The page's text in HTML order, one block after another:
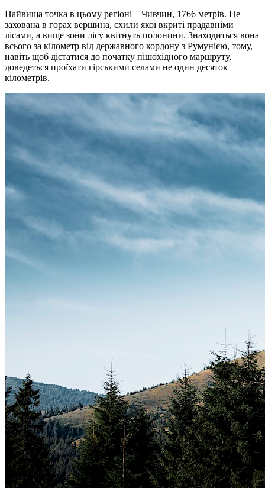
Найвища точка в цьому регіоні – Чивчин, 1766 метрів. Це
захована в горах вершина, схили якої вкриті прадавніми
лісами, а вище зони лісу квітнуть полонини. Знаходиться вона
всього за кілометр від державного кордону з Румунією, тому,
навіть щоб дістатися до початку пішохідного маршруту,
доведеться проїхати гірськими селами не один десяток
кілометрів.